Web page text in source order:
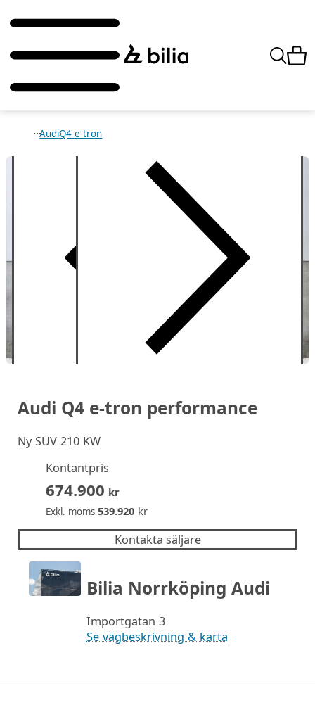
AudiQ4 e-tron
Audi Q4 e-tron performance
NySUV 210 KW
Kontantpris
674.900 kr
Exkl. moms 539.920kr
Kontakta säljare
Bilia Norrköping Audi
Importgatan 3
Se vägbeskrivning & karta